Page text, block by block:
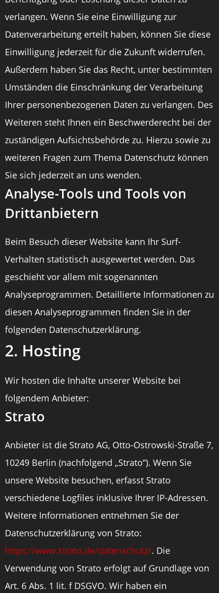
verlangen. Wenn Sie eine Einwilligung zur
Datenverarbeitung erteilt haben, können Sie diese
Einwilligung jederzeit für die Zukunft widerrufen.
Außerdem haben Sie das Recht, unter bestimmten
Umständen die Einschränkung der Verarbeitung
Ihrer personenbezogenen Daten zu verlangen. Des
Weiteren steht Ihnen ein Beschwerderecht bei der
zuständigen Aufsichtsbehörde zu. Hierzu sowie zu
weiteren Fragen zum Thema Datenschutz können
Sie sich jederzeit an uns wenden.
Analyse-Tools und Tools von
Dritt­anbietern
Beim Besuch dieser Website kann Ihr Surf-
Verhalten statistisch ausgewertet werden. Das
geschieht vor allem mit sogenannten
Analyseprogrammen. Detaillierte Informationen zu
diesen Analyseprogrammen finden Sie in der
folgenden Datenschutzerklärung.
2. Hosting
Wir hosten die Inhalte unserer Website bei
folgendem Anbieter:
Strato
Anbieter ist die Strato AG, Otto-Ostrowski-Straße 7,
10249 Berlin (nachfolgend „Strato“). Wenn Sie
unsere Website besuchen, erfasst Strato
verschiedene Logfiles inklusive Ihrer IP-Adressen.
Weitere Informationen entnehmen Sie der
Datenschutzerklärung von Strato:
https://www.strato.de/datenschutz/. Die
Verwendung von Strato erfolgt auf Grundlage von
Art. 6 Abs. 1 lit. f DSGVO. Wir haben ein